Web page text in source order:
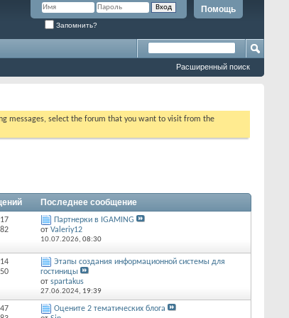
Помощь
Запомнить?
Расширенный поиск
messages, select the forum that you want to visit from the
Последнее сообщение
Партнерки в IGAMING
от Valeriy12
10.07.2026, 08:30
Этапы создания информационной системы для
гостиницы
от spartakus
27.06.2024, 19:39
Оцените 2 тематических блога